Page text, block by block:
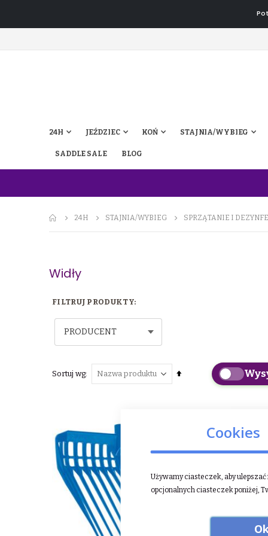
24H JEŹDZIEC KOŃ STAJNIA/WYBIEG
SADDLE SALE BLOG
24H STAJNIA/WYBIEG SPRZĄTANIE I
Widły
PRODUCENT
Sortuj wg
Ustaw
Cookies
Używamy ciasteczek, aby
opcjonalnych ciasteczek poniżej,